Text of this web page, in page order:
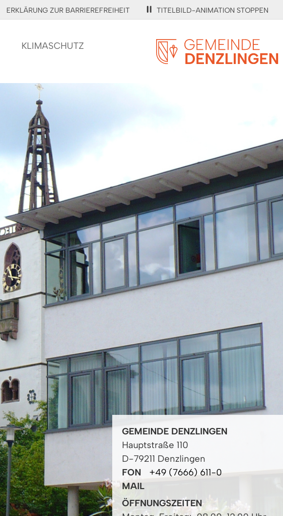
ERKLÄRUNG ZUR BARRIEREFREIHEIT TITELBILD-ANIMATION STOPPEN
KLIMASCHUTZ
GEMEINDE DENZLINGEN
Hauptstraße 110
D-79211 Denzlingen
FON
+49 (7666) 611-0
MAIL
ÖFFNUNGSZEITEN